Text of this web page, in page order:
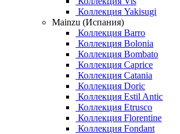
Коллекция Yakisugi
Mainzu (Испания)
Коллекция Barro
Коллекция Bolonia
Коллекция Bombato
Коллекция Caprice
Коллекция Catania
Коллекция Doric
Коллекция Estil Antic
Коллекция Etrusco
Коллекция Florentine
Коллекция Fondant